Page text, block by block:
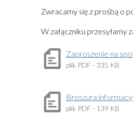
Zwracamy się z prośbą o
W załączniku
Zaproszenie na
plik PDF - 335 KB
Broszura
plik PDF - 139 KB